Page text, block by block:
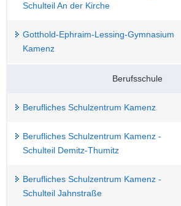
Schulteil An der Kirche
Gotthold-Ephraim-Lessing-Gymnasium
Kamenz
Berufsschule
Berufliches Schulzentrum Kamenz
Berufliches Schulzentrum Kamenz -
Schulteil Demitz-Thumitz
Berufliches Schulzentrum Kamenz -
Schulteil Jahnstraße